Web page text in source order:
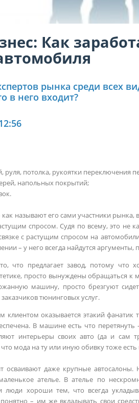
Как
рынка среди всех
в него входит?
руля, потолка, рукоятки переключения
напольных покрытий;
называют его сами участники
спросом. Судя по всему, это не
с растущим спросом на
– у него всегда найдутся аргументы,
что предлагает завод, потому что
просто вынуждены обращаться
машину, просто брезгуют
тюнинговых услуг.
оказывается этакий
В машине есть что
интерьеры своих авто (да и сам
мода на ту или иную обивку тоже
осваивают даже крупные
ателье. В ателье по
люди хороши тем, что всегда
– им же вкладывать свои